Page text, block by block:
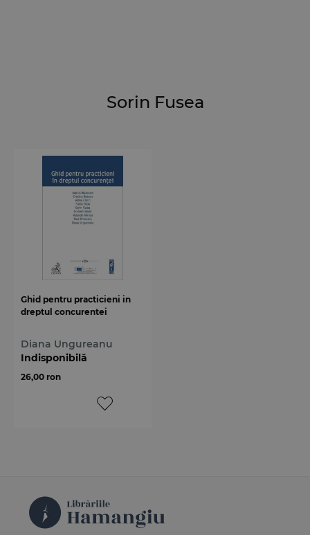
Sorin Fusea
Ghid pentru practicieni in
dreptul concurentei
Diana Ungureanu
Indisponibilă
26,00 ron